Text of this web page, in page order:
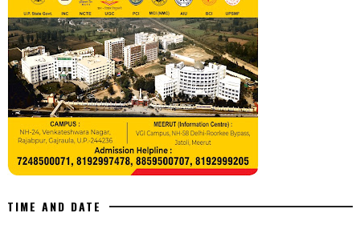
TIME AND DATE